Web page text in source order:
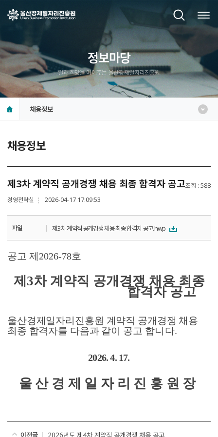
정보마당
일과 희망을 이어주는 울산경제일자리진흥원
채용정보
채용정보
제3차 계약직 공개경쟁 채용 최종 합격자 공고조회 588
경영전략실
2026-04-17 17:09:53
파일 제3차 계약직 공개경쟁 채용 최종 합격자 공고.hwp
공고 제2026-78호
제 3차 계약직 공개경쟁 채용 최종
합격자 공고
울산경제일자리진흥원 계약직 공개경쟁 채용
최종 합격자를 다음과 같이 공고 합니다.
2026. 4. 17.
울산경제일자리진흥원장
이전글 2026년도 제4차 계약직 공개경쟁 채용 공고